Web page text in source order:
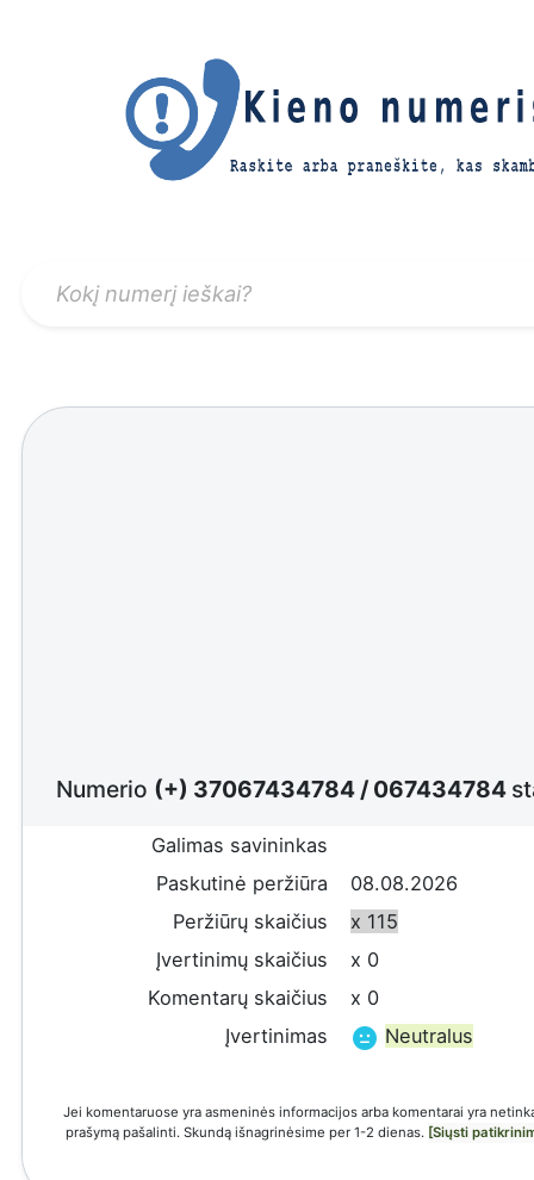
Numerio (+) 37067434784 /067434784
Galimas savininkas
Paskutinė peržiūra
08.08.2026
Peržiūrų skaičius
x 115
Įvertinimų skaičius
x 0
Komentarų skaičius
x 0
Įvertinimas
Neutralus
Jei komentaruose yra asmeninės informacijos arba komentarai yra
prašymą pašalinti. Skundą išnagrinėsime per 1-2 dienas. [Siųsti